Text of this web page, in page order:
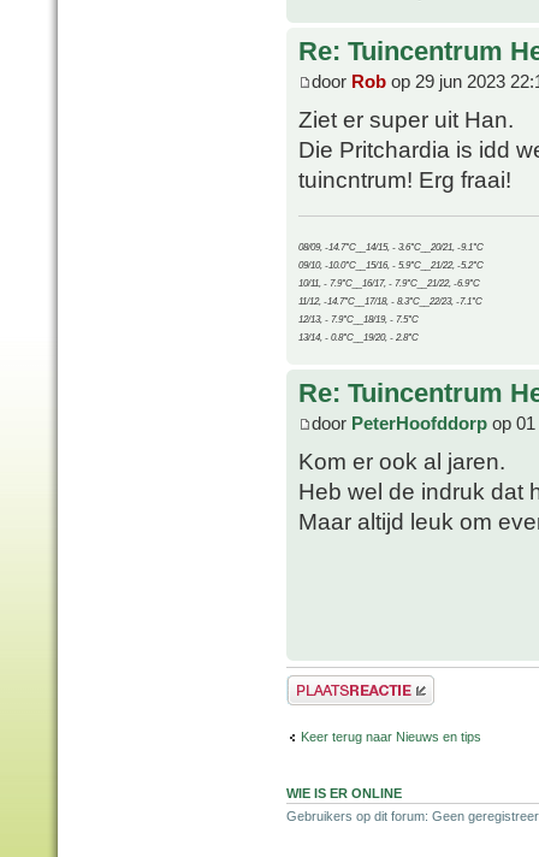
Re: Tuincentrum
door Rob op 29 jun 2023
Ziet er super uit Han.
Die Pritchardia is idd
tuincntrum! Erg fraai!
08/09, -14.7°C__14/15, - 3.6°C__20/21, -9.1°C
09/10, -10.0°C__15/16, - 5.9°C__21/22, -5.2°C
10/11, - 7.9°C__16/17, - 7.9°C__21/22, -6.9°C
11/12, -14.7°C__17/18, - 8.3°C__22/23, -7.1°C
12/13, - 7.9°C__18/19, - 7.5°C
13/14, - 0.8°C__19/20, - 2.8°C
Re: Tuincentrum
door PeterHoofddorp op
Kom er ook al jaren.
Heb wel de indruk dat
Maar altijd leuk om
Plaats een reactie
Keer terug naar Nieuws en tips
WIE IS ER ONLINE
Gebruikers op dit forum: Geen